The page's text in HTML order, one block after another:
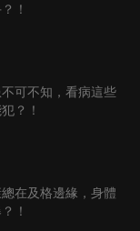
！
可不知，看病這些
？！
在及格邊緣，身體
！